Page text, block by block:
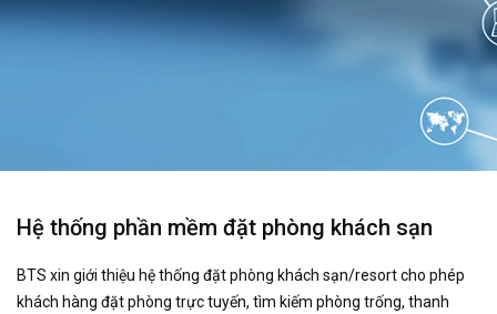
Hệ thống phần mềm đặt phòng khách sạn
BTS xin giới thiệu hệ thống đặt phòng khách sạn/resort cho phép
khách hàng đặt phòng trực tuyến, tìm kiếm phòng trống, thanh